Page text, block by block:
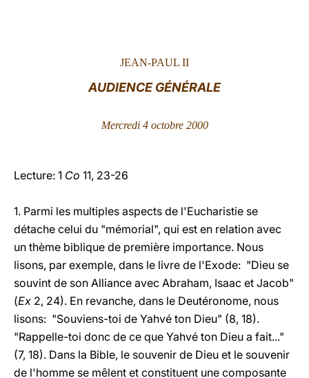
JEAN-PAUL II
AUDIENCE GÉNÉRALE
Mercredi 4 octobre 2000
Lecture: 1 Co 11, 23-26
1. Parmi les multiples aspects de l'Eucharistie se
détache celui du "mémorial", qui est en relation avec
un thème biblique de première importance. Nous
lisons, par exemple, dans le livre de l'Exode: "Dieu se
souvint de son Alliance avec Abraham, Isaac et Jacob"
(Ex 2, 24). En revanche, dans le Deutéronome, nous
lisons: "Souviens-toi de Yahvé ton Dieu" (8, 18).
"Rappelle-toi donc de ce que Yahvé ton Dieu a fait..."
(7, 18). Dans la Bible, le souvenir de Dieu et le souvenir
de l'homme se mêlent et constituent une composante